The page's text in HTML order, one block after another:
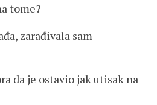
tome?
zarađivala sam
da je ostavio jak utisak na